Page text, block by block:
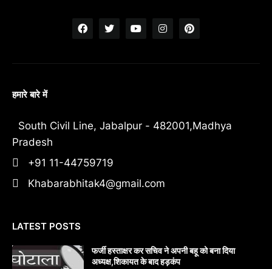
हमारे बारे में
South Civil Line, Jabalpur - 482001,Madhya
Pradesh
+91 11-44759719
Khabarabhitak4@gmail.com
LATEST POSTS
फर्जी हस्ताक्षर कर सचिव ने अपनी बहू को बना दिया
अध्यक्ष,शिकायत के बाद हड़कंप